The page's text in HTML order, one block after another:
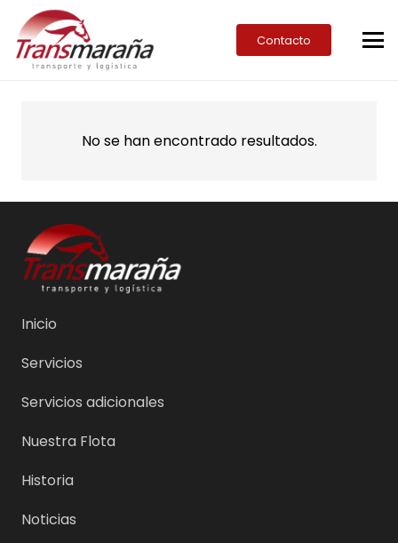
Contacto
No se han encontrado resultados.
Inicio
Servicios
Servicios adicionales
Nuestra Flota
Historia
Noticias